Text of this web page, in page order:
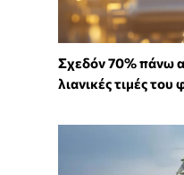
Σχεδόν 70% πάνω
λιανικές τιμές